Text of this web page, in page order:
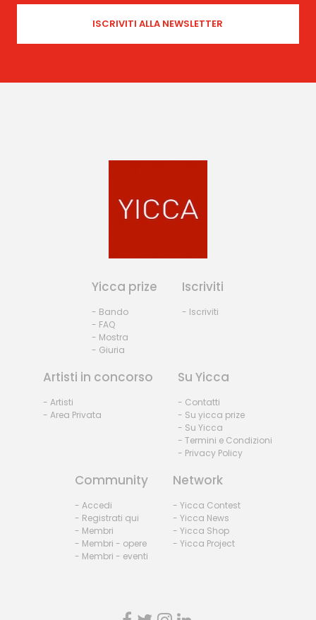
Yicca prize
- Bando
- FAQ
- Mostra
- Giuria
Iscriviti
- Iscriviti
Artisti in concorso
- Artisti
- Area Privata
Su Yicca
- Contatti
- Su yicca prize
- Su Yicca
- Termini e Condizioni
- Privacy Policy
Community
- Accedi
- Registrati qui
- Membri
- Membri - opere
- Membri - eventi
Network
- Yicca Contest
- Yicca News
- Yicca Shop
- Yicca Project